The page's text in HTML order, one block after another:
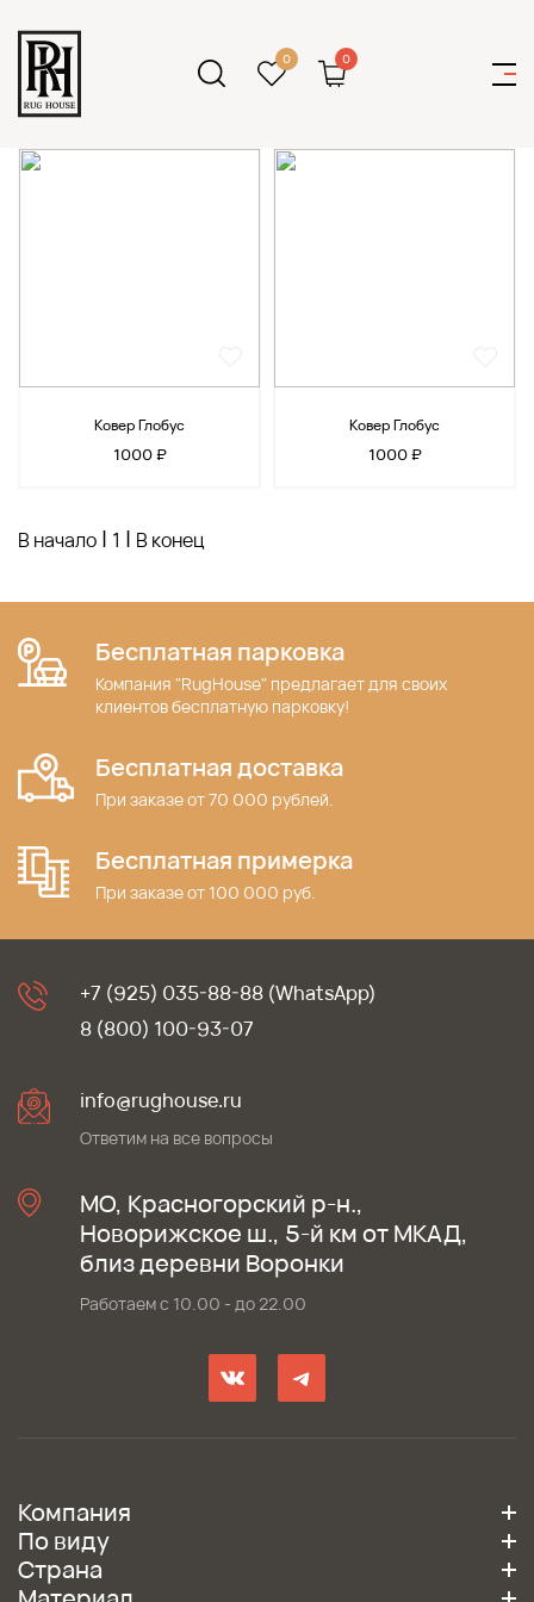
0 0
Ковер Глобус
1000 ₽
Ковер Глобус
1000 ₽
В начало | 1 | В конец
Бесплатная парковка
Компания "RugHouse" предлагает для своих
клиентов бесплатную парковку!
Бесплатная доставка
При заказе от 70 000 рублей.
Бесплатная примерка
При заказе от 100 000 руб.
+7 (925) 035-88-88 (WhatsApp)
8 (800) 100-93-07
info@rughouse.ru
Ответим на все вопросы
МО, Красногорский р-н.,
Новорижское ш., 5-й км от МКАД,
близ деревни Воронки
Работаем с 10.00 - до 22.00
Компания
По виду
Страна